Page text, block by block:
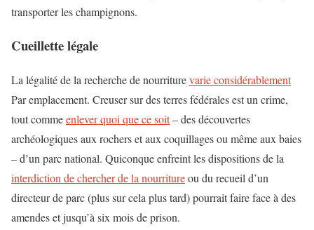
transporter les champignons.
Cueillette légale
La légalité de la recherche de nourriturevarie considérablement
Par emplacement. Creuser sur des terres fédérales est un crime,
tout commeenlever quoi que ce soit– des découvertes
archéologiques aux rochers et aux coquillages ou même aux baies
– d’un parc national. Quiconque enfreint les dispositions de la
interdiction de chercher de la nourritureou du recueil d’un
directeur de parc (plus sur cela plus tard) pourrait faire face à des
amendes et jusqu’à six mois de prison.